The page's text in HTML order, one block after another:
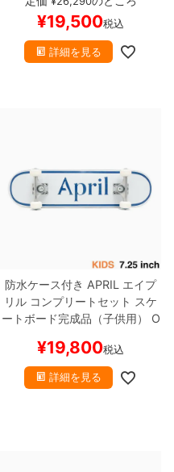
スケートボード完成品 SIMP
LE BLACK 8.0スケートボード
スケボー
¥19,500税込
詳細を見る
防水ケース付き APRIL エイプ
リル コンプリートセット スケ
ートボード完成品（子供用）
O
ボード スケボー
¥19,800税込
詳細を見る